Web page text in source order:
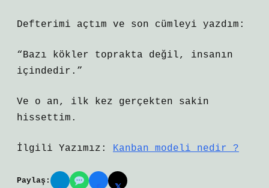
Defterimi açtım ve son cümleyi yazdım:
“Bazı kökler toprakta değil, insanın
içindedir.”
Ve o an, ilk kez gerçekten sakin
hissettim.
İlgili Yazımız: Kanban modeli nedir ?
Paylaş: